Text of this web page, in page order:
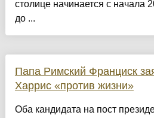
столице начинается с начала
до ...
Папа Римский Франциск
Харрис «против жизни»
Оба кандидата на пост